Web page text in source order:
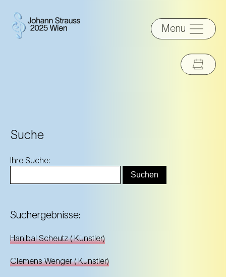
Menu
Suche
Ihre Suche:
Suchergebnisse:
Hanibal Scheutz(Künstler)
Clemens Wenger(Künstler)